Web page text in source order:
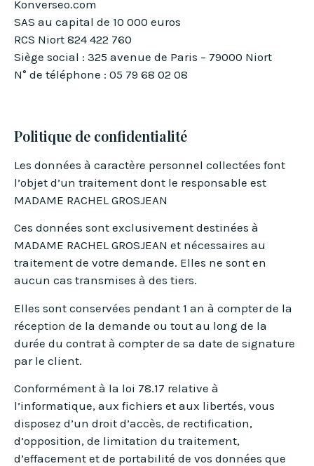
Konverseo.com
SAS au capital de 10 000 euros
RCS Niort 824 422 760
Siège social : 325 avenue de Paris – 79000 Niort
N° de téléphone : 05 79 68 02 08
Politique de confidentialité
Les données à caractère personnel collectées font
l’objet d’un traitement dont le responsable est
MADAME RACHEL GROSJEAN
Ces données sont exclusivement destinées à
MADAME RACHEL GROSJEAN et nécessaires au
traitement de votre demande. Elles ne sont en
aucun cas transmises à des tiers.
Elles sont conservées pendant 1 an à compter de la
réception de la demande ou tout au long de la
durée du contrat à compter de sa date de signature
par le client.
Conformément à la loi 78.17 relative à
l’informatique, aux fichiers et aux libertés, vous
disposez d’un droit d’accès, de rectification,
d’opposition, de limitation du traitement,
d’effacement et de portabilité de vos données que